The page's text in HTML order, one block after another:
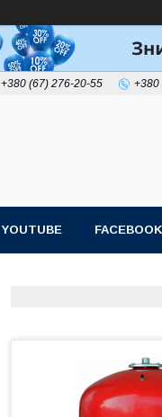
+380 (67) 276-20-55 +380
YOUTUBE FACEBOOK